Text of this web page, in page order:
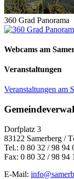
360 Grad Panorama
Webcams am
Veranstaltungen
Veranstaltungen am
Dorfplatz 3
83122 Samerberg /
Tel.: 0 80 32 / 98 94
Fax: 0 80 32 / 98 94
E-Mail: